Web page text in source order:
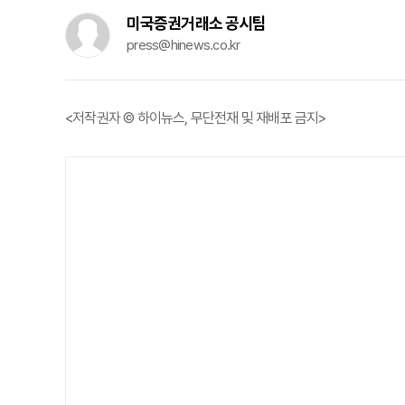
미국증권거래소 공시팀
press@hinews.co.kr
<저작권자 © 하이뉴스, 무단전재 및 재배포 금지>